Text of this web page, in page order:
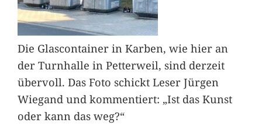
Die Glascontainer in Karben, wie hier an
der Turnhalle in Petterweil, sind derzeit
übervoll. Das Foto schickt Leser Jürgen
Wiegand und kommentiert: „Ist das Kunst
oder kann das weg?“